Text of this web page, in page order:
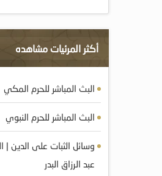
أكثر المرئيات مشاهده
البث المباشر للحرم المكي
البث المباشر للحرم النبوي
وسائل الثبات على الدين |
عبد الرزاق البدر